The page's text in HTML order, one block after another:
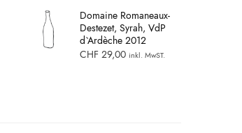
Domaine Romaneaux-
Destezet, Syrah, VdP
d`Ardèche 2012
CHF 29,00 inkl. MwST.